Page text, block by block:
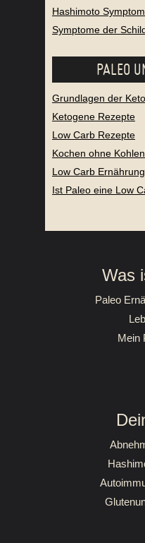
Hashimoto
Symptome der
PALEO
Grundlagen der
Ketogene Rezepte
Low Carb Rezepte
Kochen ohne
Low Carb
Ist Paleo eine Low
Was
Paleo
Mein